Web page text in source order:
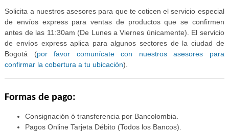
Solicita a nuestros asesores para que te coticen el servicio especial
de envíos express para ventas de productos que se confirmen
antes de las 11:30am (De Lunes a Viernes únicamente). El servicio
de envíos express aplica para algunos sectores de la ciudad de
Bogotá (por favor comunícate con nuestros asesores para
confirmar la cobertura a tu ubicación).
Formas de pago:
Consignación ó transferencia por Bancolombia.
Pagos Online Tarjeta Débito (Todos los Bancos).